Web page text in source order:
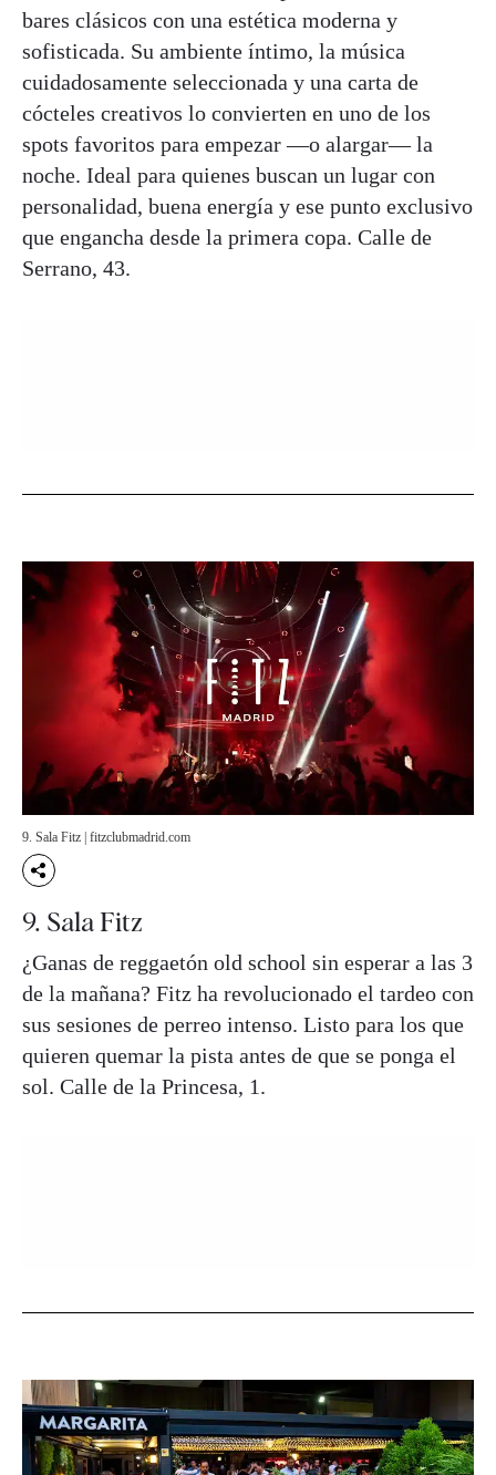
bares clásicos con una estética moderna y
sofisticada. Su ambiente íntimo, la música
cuidadosamente seleccionada y una carta de
cócteles creativos lo convierten en uno de los
spots favoritos para empezar —o alargar— la
noche. Ideal para quienes buscan un lugar con
personalidad, buena energía y ese punto exclusivo
que engancha desde la primera copa. Calle de
Serrano, 43.
9. Sala Fitz | fitzclubmadrid.com
9. Sala Fitz
¿Ganas de reggaetón old school sin esperar a las 3
de la mañana? Fitz ha revolucionado el tardeo con
sus sesiones de perreo intenso. Listo para los que
quieren quemar la pista antes de que se ponga el
sol. Calle de la Princesa, 1.